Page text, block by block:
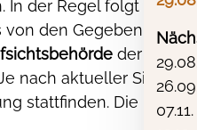
der Regel folgt diese
den Gegebenheiten
der
nach aktueller
stattfinden. Die